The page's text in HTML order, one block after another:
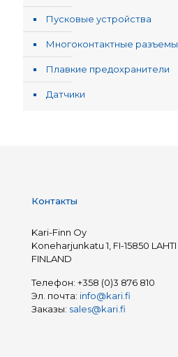
Пусковые устройства
Многоконтактные разъемы
Плавкие предохранители
Датчики
Контакты
Kari-Finn Oy
Koneharjunkatu 1, FI-15850 LAHTI
FINLAND
Телефон: +358 (0)3 876 810
Эл. почта: info@kari.fi
Заказы: sales@kari.fi